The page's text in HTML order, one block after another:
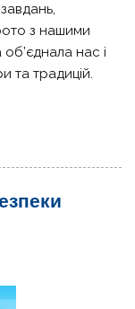
з нашими
нас і
та традицій.